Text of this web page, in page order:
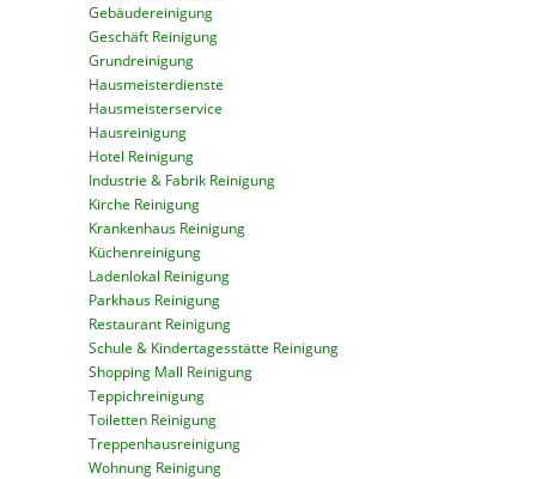
Gebäudereinigung
Geschäft Reinigung
Grundreinigung
Hausmeisterdienste
Hausmeisterservice
Hausreinigung
Hotel Reinigung
Industrie & Fabrik Reinigung
Kirche Reinigung
Krankenhaus Reinigung
Küchenreinigung
Ladenlokal Reinigung
Parkhaus Reinigung
Restaurant Reinigung
Schule & Kindertagesstätte Reinigung
Shopping Mall Reinigung
Teppichreinigung
Toiletten Reinigung
Treppenhausreinigung
Wohnung Reinigung